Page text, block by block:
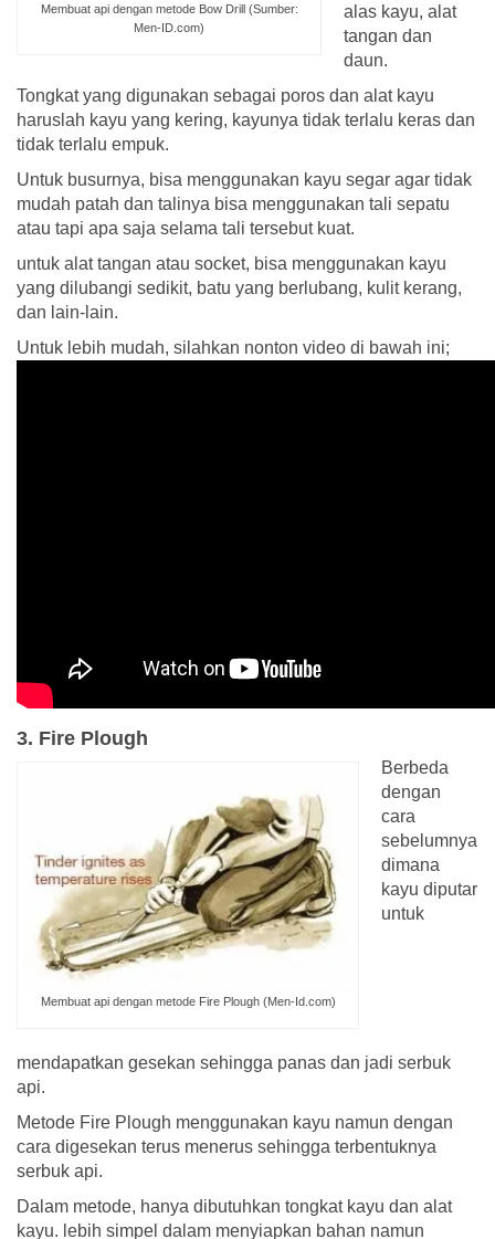
Membuat api dengan metode Bow Drill (Sumber:
Men-ID.com)
alas kayu, alat
tangan dan
daun.
Tongkat yang digunakan sebagai poros dan alat kayu
haruslah kayu yang kering, kayunya tidak terlalu keras dan
tidak terlalu empuk.
Untuk busurnya, bisa menggunakan kayu segar agar tidak
mudah patah dan talinya bisa menggunakan tali sepatu
atau tapi apa saja selama tali tersebut kuat.
untuk alat tangan atau socket, bisa menggunakan kayu
yang dilubangi sedikit, batu yang berlubang, kulit kerang,
dan lain-lain.
Untuk lebih mudah, silahkan nonton video di bawah ini;
3. Fire Plough
Membuat api dengan metode Fire Plough (Men-Id.com)
Berbeda
dengan
cara
sebelumnya
dimana
kayu diputar
untuk
mendapatkan gesekan sehingga panas dan jadi serbuk
api.
Metode Fire Plough menggunakan kayu namun dengan
cara digesekan terus menerus sehingga terbentuknya
serbuk api.
Dalam metode, hanya dibutuhkan tongkat kayu dan alat
kayu. lebih simpel dalam menyiapkan bahan namun